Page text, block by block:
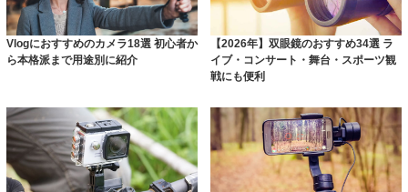
Vlogにおすすめのカメラ18選 初心者か
ら本格派まで用途別に紹介
【2026年】双眼鏡のおすすめ34選 ラ
イブ・コンサート・舞台・スポーツ観
戦にも便利